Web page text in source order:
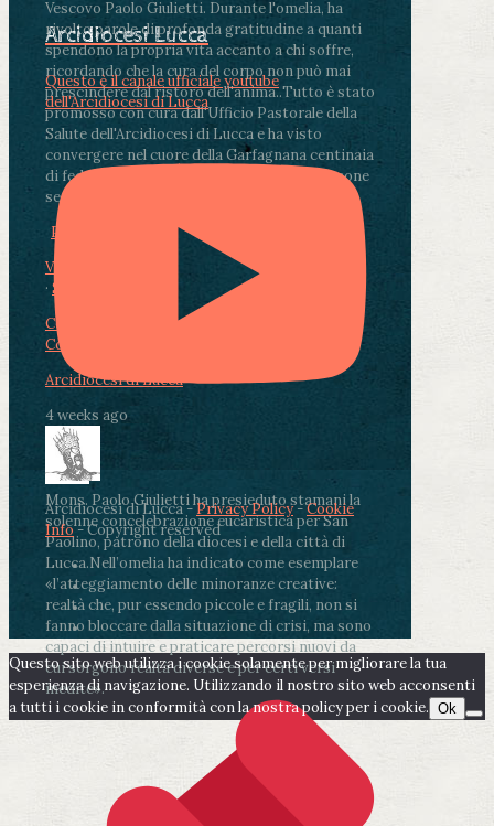
Vescovo Paolo Giulietti. Durante l'omelia, ha
rivolto parole di profonda gratitudine a quanti
spendono la propria vita accanto a chi soffre,
ricordando che la cura del corpo non può mai
prescindere dal ristoro dell'anima..Tutto è stato
promosso con cura dall'Ufficio Pastorale della
Salute dell'Arcidiocesi di Lucca e ha visto
convergere nel cuore della Garfagnana centinaia
di fedeli, operatori sanitari, volontari e persone
segnate dalla malattia.
Photo
View on Facebook
· Share
Condividi su Facebook
Condividi su LinkedIn
Arcidiocesi di Lucca
4 weeks ago
Mons. Paolo Giulietti ha presieduto stamani la
solenne concelebrazione eucaristica per San
Paolino, patrono della diocesi e della città di
Lucca.Nell’omelia ha indicato come esemplare
«l’atteggiamento delle minoranze creative:
realtà che, pur essendo piccole e fragili, non si
fanno bloccare dalla situazione di crisi, ma sono
capaci di intuire e praticare percorsi nuovi da
cui sorgono realtà diverse e per certi versi
inedite».
Arcidiocesi Lucca
Questo è il canale ufficiale youtube
dell'Arcidiocesi di Lucca
Arcidiocesi di Lucca -Privacy Policy-Cookie
Info- Copyright reserved
Questo sito web utilizza i cookie solamente per migliorare la tua
esperienza di navigazione. Utilizzando il nostro sito web acconsenti
a tutti i cookie in conformità con la nostra policy per i cookie. Ok